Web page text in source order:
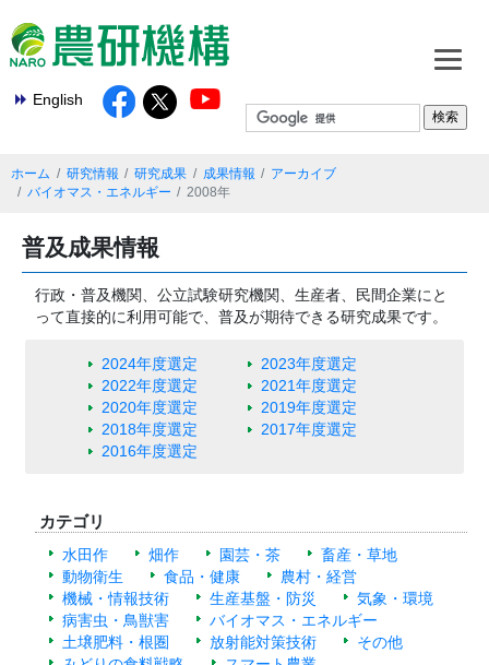
English
ホーム 研究情報 研究成果 成果情報
アーカイブ
バイオマス・エネルギー
2008年
普及成果情報
行政・普及機関、公立試験研究機関、生産者、民間企業にと
って直接的に利用可能で、普及が期待できる研究成果です。
2024年度選定
2023年度選定
2022年度選定
2021年度選定
2020年度選定
2019年度選定
2018年度選定
2017年度選定
2016年度選定
カテゴリ
水田作 畑作 園芸・茶
畜産・草地
動物衛生
食品・健康
農村・経営
機械・情報技術
生産基盤・防災
気象・環境
病害虫・鳥獣害
バイオマス・エネルギー
土壌肥料・根圏
放射能対策技術
その他